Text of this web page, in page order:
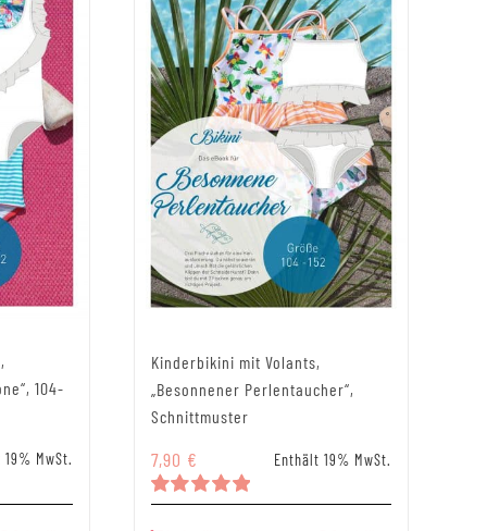
104-
MwSt.
Kinderbikini mit Volants,
„Besonnener Perlentaucher“,
Schnittmuster
7,90 € Enthält 19% MwSt.